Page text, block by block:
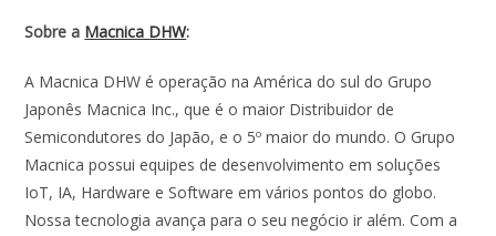
Sobre a Macnica DHW:
A Macnica DHW é operação na América do sul do Grupo
Japonês Macnica Inc., que é o maior Distribuidor de
Semicondutores do Japão, e o 5º maior do mundo. O Grupo
Macnica possui equipes de desenvolvimento em soluções
IoT, IA, Hardware e Software em vários pontos do globo.
Nossa tecnologia avança para o seu negócio ir além. Com a